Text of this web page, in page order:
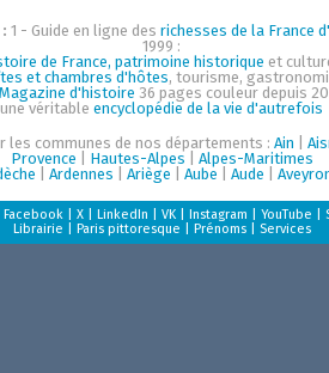
1 - Guide en ligne des richesses de la France
1999 :
de France, patrimoine historique et
et chambres d'hôtes, tourisme,
Magazine d'histoire 36 pages couleur depuis
une véritable encyclopédie de la vie d'autrefois
les communes de nos départements : Ain
Provence
Hautes-Alpes
Alpes-Maritimes
Ardennes Ariège Aube Aude
Facebook| X| LinkedIn VK| Instagram YouTube
Librairie
Paris pittoresque Prénoms| Services